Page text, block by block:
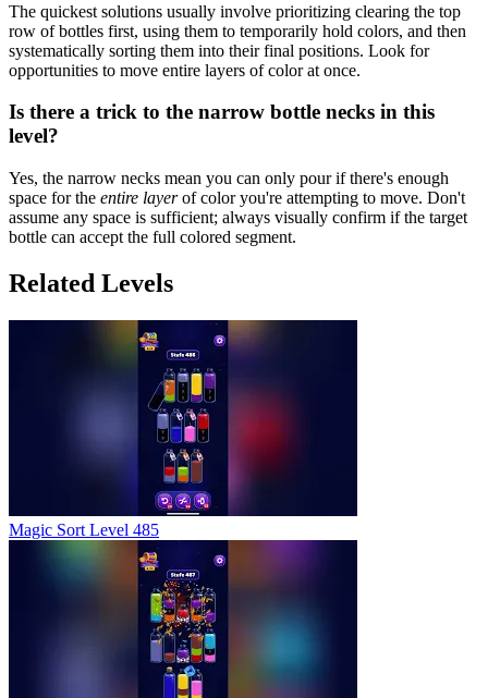
The quickest solutions usually involve prioritizing clearing the top
row of bottles first, using them to temporarily hold colors, and then
systematically sorting them into their final positions. Look for
opportunities to move entire layers of color at once.
Is there a trick to the narrow bottle necks in this
level?
Yes, the narrow necks mean you can only pour if there's enough
space for the entire layerof color you're attempting to move. Don't
assume any space is sufficient; always visually confirm if the target
bottle can accept the full colored segment.
Related Levels
Magic Sort Level 485